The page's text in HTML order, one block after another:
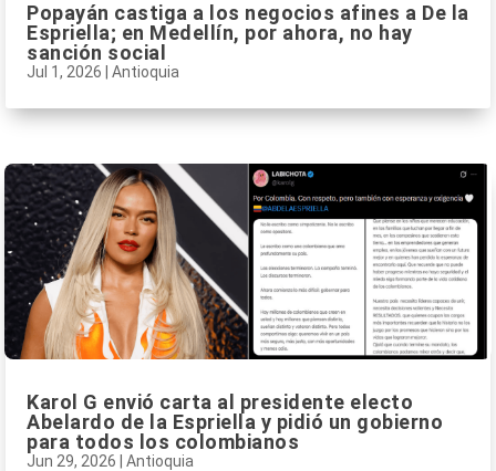
Popayán castiga a los negocios afines a De la
Espriella; en Medellín, por ahora, no hay
sanción social
Jul 1, 2026 Antioquia
Karol G envió carta al presidente electo
Abelardo de la Espriella y pidió un gobierno
para todos los colombianos
Jun 29, 2026 Antioquia